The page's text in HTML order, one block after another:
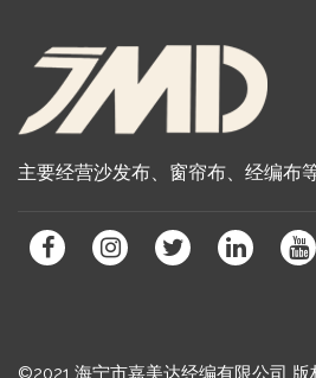
主要经营沙发布、窗帘布、经编布
©2021 海宁市嘉美达经编有限公司 版